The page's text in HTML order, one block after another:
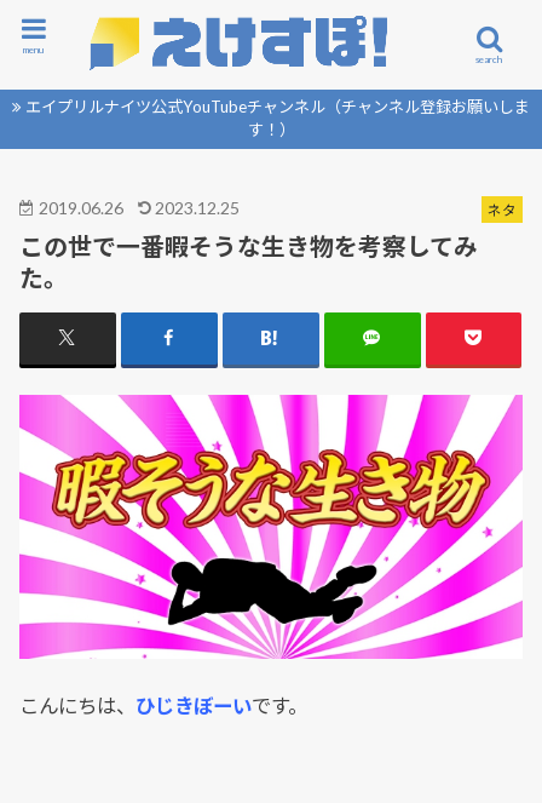
search
menu
エイプリルナイツ公式YouTubeチャンネル（チャンネル登録お願いしま
す！）
ネタ
2019.06.26 2023.12.25
この世で一番暇そうな生き物を考察してみ
た。
こんにちは、 ひじきぼーいです。